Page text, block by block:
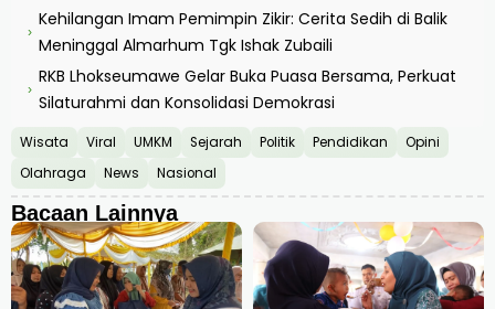
›
Kehilangan Imam Pemimpin Zikir: Cerita Sedih di Balik
Meninggal Almarhum Tgk Ishak Zubaili
›
RKB Lhokseumawe Gelar Buka Puasa Bersama, Perkuat
Silaturahmi dan Konsolidasi Demokrasi
Wisata Viral UMKM Sejarah Politik Pendidikan
Opini
Olahraga
News Nasional
Bacaan Lainnya